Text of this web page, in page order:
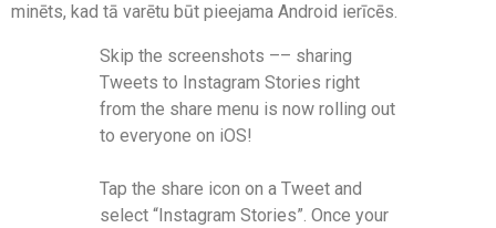
minēts, kad tā varētu būt pieejama Android ierīcēs.
Skip the screenshots –– sharing
Tweets to Instagram Stories right
from the share menu is now rolling out
to everyone on iOS!
Tap the share icon on a Tweet and
select “Instagram Stories”. Once your